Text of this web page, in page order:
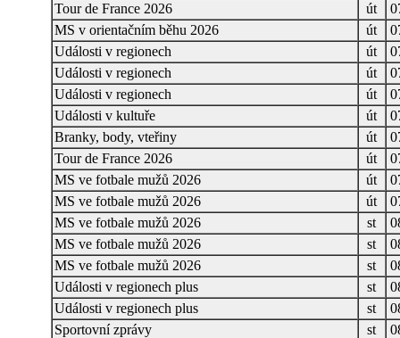
Tour de France 2026
út
MS v orientačním běhu 2026
út
Události v regionech
út
Události v regionech
út
Události v regionech
út
Události v kultuře
út
Branky, body, vteřiny
út
Tour de France 2026
út
MS ve fotbale mužů 2026
út
MS ve fotbale mužů 2026
út
MS ve fotbale mužů 2026
st
MS ve fotbale mužů 2026
st
MS ve fotbale mužů 2026
st
Události v regionech plus
st
Události v regionech plus
st
Sportovní zprávy
st